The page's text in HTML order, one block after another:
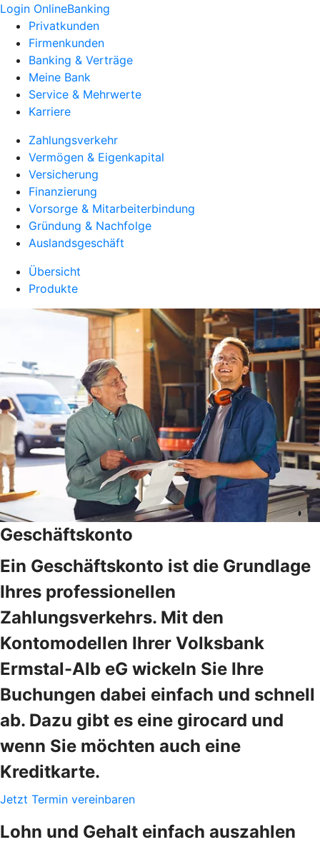
Login OnlineBanking
Privatkunden
Firmenkunden
Banking & Verträge
Meine Bank
Service & Mehrwerte
Karriere
Zahlungsverkehr
Vermögen & Eigenkapital
Versicherung
Finanzierung
Vorsorge & Mitarbeiterbindung
Gründung & Nachfolge
Auslandsgeschäft
Übersicht
Produkte
Geschäftskonto
Ein Geschäftskonto ist die Grundlage
Ihres professionellen
Zahlungsverkehrs. Mit den
Kontomodellen Ihrer Volksbank
Ermstal-Alb eG wickeln Sie Ihre
Buchungen dabei einfach und schnell
ab. Dazu gibt es eine girocard und
wenn Sie möchten auch eine
Kreditkarte.
Jetzt Termin vereinbaren
Lohn und Gehalt einfach auszahlen